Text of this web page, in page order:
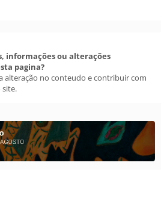
informações ou alterações
pagina?
alteração no conteudo e contribuir com
site.